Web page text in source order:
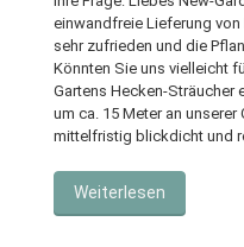
einwandfreie Lieferung von
sehr zufrieden und die
Könnten Sie uns vielleicht
Gartens Hecken-Sträucher
um ca. 15 Meter an
mittelfristig blickdicht und
Weiterlesen